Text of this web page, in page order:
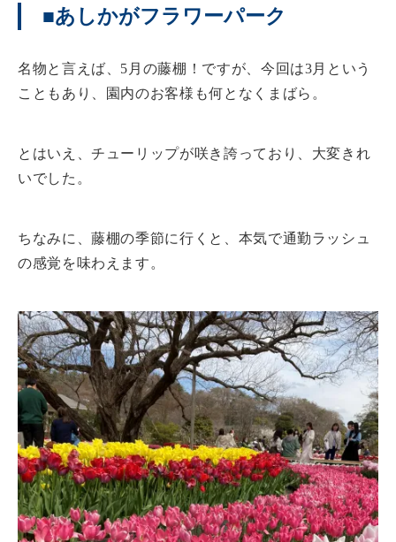
■あしかがフラワーパーク
名物と言えば、5月の藤棚！ですが、今回は3月という
こともあり、園内のお客様も何となくまばら。
とはいえ、チューリップが咲き誇っており、大変きれ
いでした。
ちなみに、藤棚の季節に行くと、本気で通勤ラッシュ
の感覚を味わえます。